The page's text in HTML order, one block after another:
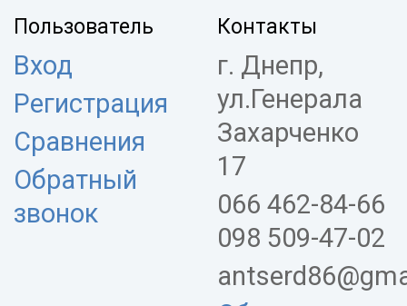
Пользователь
Вход
Регистрация
Сравнения
Обратный
звонок
Контакты
г. Днепр,
ул.Генерала
Захарченко
17
066 462-84-66
098 509-47-02